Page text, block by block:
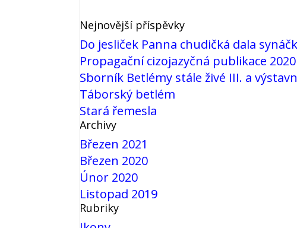
Nejnovější příspěvky
Do jesliček Panna chudičká dala
Propagační cizojazyčná publikace 2020
Sborník Betlémy stále živé III. a
Táborský betlém
Stará řemesla
Archivy
Březen 2021
Březen 2020
Únor 2020
Listopad 2019
Rubriky